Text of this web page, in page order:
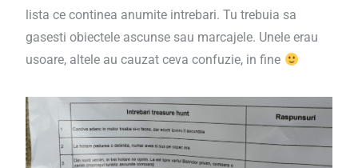
lista ce continea anumite intrebari. Tu trebuia sa
gasesti obiectele ascunse sau marcajele. Unele erau
usoare, altele au cauzat ceva confuzie, in fine